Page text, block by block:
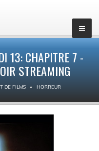
13: CHAPITRE 7 -
STREAMING
DE FILMS HORREUR